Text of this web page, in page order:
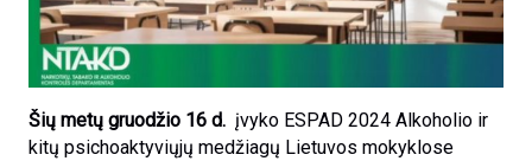
Šių metų gruodžio 16 d. įvyko ESPAD 2024 Alkoholio ir
kitų psichoaktyviųjų medžiagų Lietuvos mokyklose